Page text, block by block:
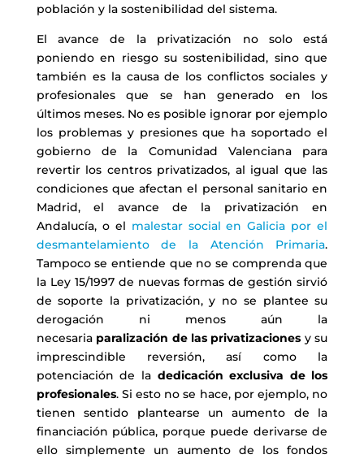
población y la sostenibilidad del sistema.
El avance de la privatización no solo está
poniendo en riesgo su sostenibilidad, sino que
también es la causa de los conflictos sociales y
profesionales que se han generado en los
últimos meses. No es posible ignorar por ejemplo
los problemas y presiones que ha soportado el
gobierno de la Comunidad Valenciana para
revertir los centros privatizados, al igual que las
condiciones que afectan el personal sanitario en
Madrid, el avance de la privatización en
Andalucía, o el malestar social en Galicia por el
desmantelamiento de la Atención Primaria.
Tampoco se entiende que no se comprenda que
la Ley 15/1997 de nuevas formas de gestión sirvió
de soporte la privatización, y no se plantee su
derogación ni menos aún la
necesaria paralización de las privatizaciones y su
imprescindible reversión, así como la
potenciación de la dedicación exclusiva de los
profesionales. Si esto no se hace, por ejemplo, no
tienen sentido plantearse un aumento de la
financiación pública, porque puede derivarse de
ello simplemente un aumento de los fondos